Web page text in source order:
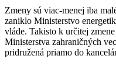
Zmeny sú viac-menej iba
zaniklo Ministerstvo
vláde. Takisto k určitej
Ministerstva zahraničných
pridružená priamo do